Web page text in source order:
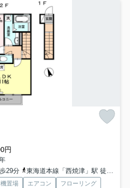
円
29分
東海道本線「西焼津」駅 徒歩64分
置場 エアコン
フローリング